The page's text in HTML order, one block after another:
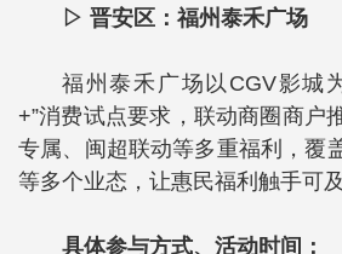
▷ 晋安区：福州泰禾广场
福州泰禾广场以CGV影城
+”消费试点要求，联动商圈商户
专属、闽超联动等多重福利，覆
等多个业态，让惠民福利触手可及
具体参与方式、活动时间：